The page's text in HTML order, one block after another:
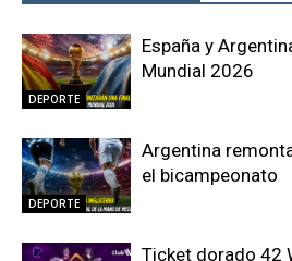
DEPORTE
España y
Mundial 2026
DEPORTE
Argentina
el bicampeonato
Ticket dorado 42